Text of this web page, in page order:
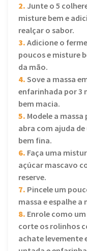
2. Junte o 5
misture bem e
realçar o sabor.
3.Adicione o
poucos e misture
da mão.
4.Sove a massa
enfarinhada por 3
bem macia.
5. Modele a
abra com ajuda
bem fina.
6. Faça uma
açúcar mascavo
reserve.
7. Pincele um
massa e espalhe
8. Enrole como
corte os rolinhos
achate levemente